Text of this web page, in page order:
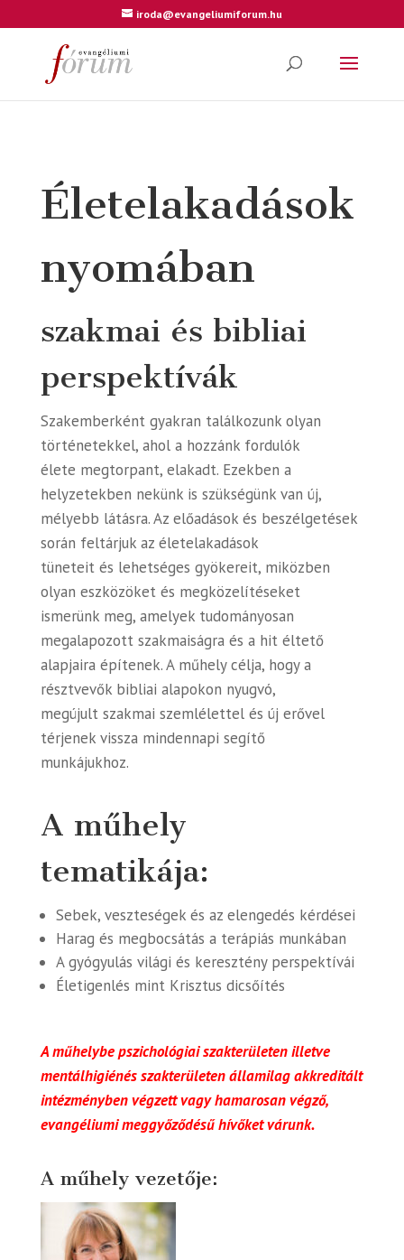
iroda@evangeliumiforum.hu
Életelakadások
nyomában
szakmai és bibliai
perspektívák
Szakemberként gyakran találkozunk olyan
történetekkel, ahol a hozzánk fordulók
élete megtorpant, elakadt. Ezekben a
helyzetekben nekünk is szükségünk van új,
mélyebb látásra. Az előadások és beszélgetések
során feltárjuk az életelakadások
tüneteit és lehetséges gyökereit, miközben
olyan eszközöket és megközelítéseket
ismerünk meg, amelyek tudományosan
megalapozott szakmaiságra és a hit éltető
alapjaira építenek. A műhely célja, hogy a
résztvevők bibliai alapokon nyugvó,
megújult szakmai szemlélettel és új erővel
térjenek vissza mindennapi segítő
munkájukhoz.
A műhely
tematikája:
Sebek, veszteségek és az elengedés kérdései
Harag és megbocsátás a terápiás munkában
A gyógyulás világi és keresztény perspektívái
Életigenlés mint Krisztus dicsőítés
A műhelybe pszichológiai szakterületen illetve
mentálhigiénés szakterületen államilag akkreditált
intézményben végzett vagy hamarosan végző,
evangéliumi meggyőződésű hívőket várunk.
A műhely vezetője: